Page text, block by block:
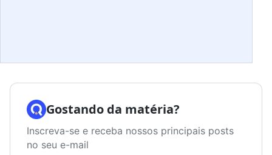
Gostando da matéria?
Inscreva-se e receba nossos principais posts
no seu e-mail